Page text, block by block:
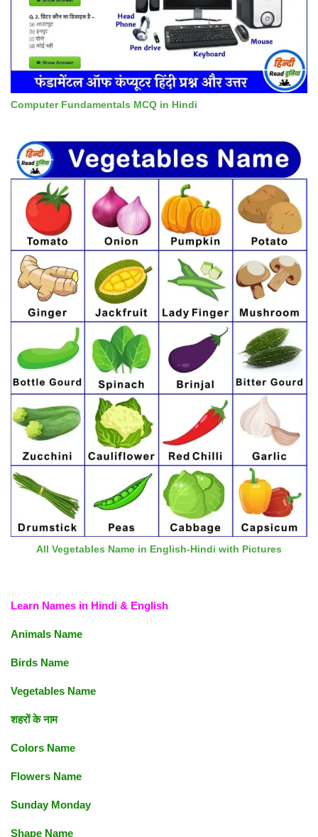
Computer Fundamentals MCQ in Hindi
All Vegetables Name in English-Hindi with Pictures
Learn Names in Hindi & English
Animals Name
Birds Name
Vegetables Name
शहरों के नाम
Colors Name
Flowers Name
Sunday Monday
Shape Name